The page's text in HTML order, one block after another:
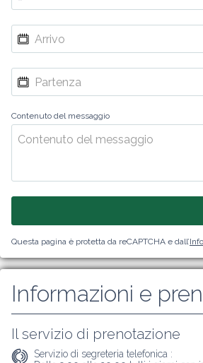
Contenuto del messaggio
Questa pagina è protetta da reCAPTCHA e dall’
Informazioni e
Il servizio di prenotazione
Servizio di segreteria telefonica :